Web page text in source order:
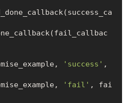
'success' ,
'fail' , fai